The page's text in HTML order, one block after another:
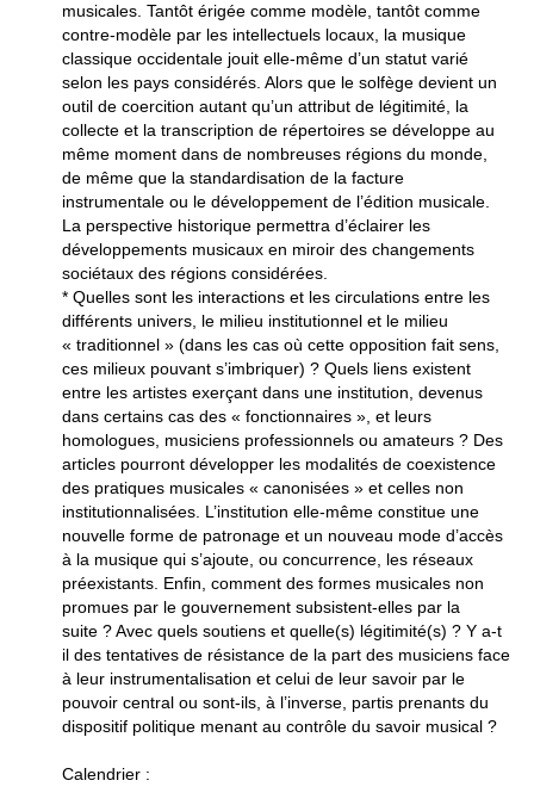
musicales. Tantôt érigée comme modèle, tantôt comme
contre-modèle par les intellectuels locaux, la musique
classique occidentale jouit elle-même d’un statut varié
selon les pays considérés. Alors que le solfège devient un
outil de coercition autant qu’un attribut de légitimité, la
collecte et la transcription de répertoires se développe au
même moment dans de nombreuses régions du monde,
de même que la standardisation de la facture
instrumentale ou le développement de l’édition musicale.
La perspective historique permettra d’éclairer les
développements musicaux en miroir des changements
sociétaux des régions considérées.
* Quelles sont les interactions et les circulations entre les
différents univers, le milieu institutionnel et le milieu
« traditionnel » (dans les cas où cette opposition fait sens,
ces milieux pouvant s’imbriquer) ? Quels liens existent
entre les artistes exerçant dans une institution, devenus
dans certains cas des « fonctionnaires », et leurs
homologues, musiciens professionnels ou amateurs ? Des
articles pourront développer les modalités de coexistence
des pratiques musicales « canonisées » et celles non
institutionnalisées. L’institution elle-même constitue une
nouvelle forme de patronage et un nouveau mode d’accès
à la musique qui s’ajoute, ou concurrence, les réseaux
préexistants. Enfin, comment des formes musicales non
promues par le gouvernement subsistent-elles par la
suite ? Avec quels soutiens et quelle(s) légitimité(s) ? Y a-t
il des tentatives de résistance de la part des musiciens face
à leur instrumentalisation et celui de leur savoir par le
pouvoir central ou sont-ils, à l’inverse, partis prenants du
dispositif politique menant au contrôle du savoir musical ?
Calendrier :